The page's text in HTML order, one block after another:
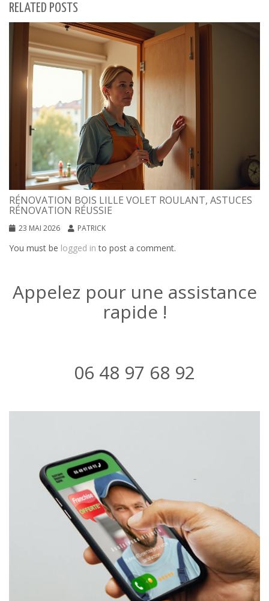
RELATED POSTS
RÉNOVATION BOIS LILLE VOLET ROULANT, ASTUCES
RÉNOVATION RÉUSSIE
23 MAI 2026 PATRICK
You must be logged in to post a comment.
Appelez pour une assistance
rapide !
06 48 97 68 92